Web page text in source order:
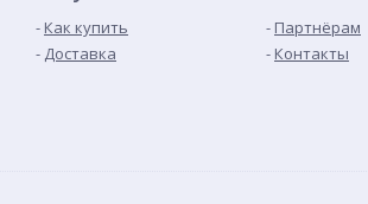
Как купить
Доставка
Партнёрам
Контакты